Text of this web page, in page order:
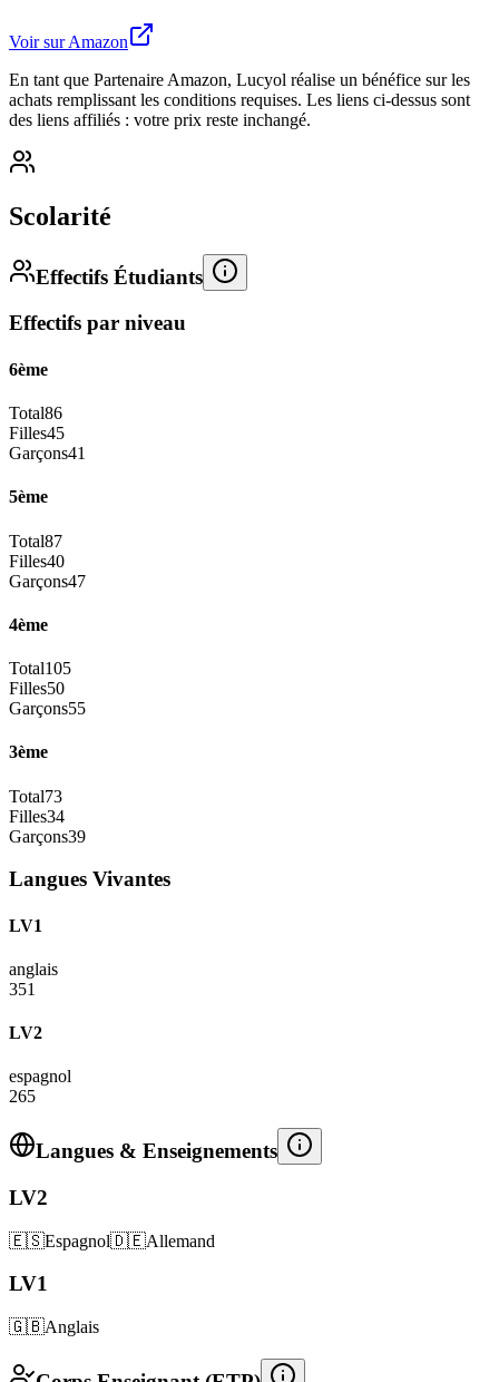
Voir sur Amazon
En tant que Partenaire Amazon, Lucyol réalise un bénéfice sur les
achats remplissant les conditions requises. Les liens ci-dessus sont
des liens affiliés : votre prix reste inchangé.
Scolarité
Effectifs Étudiants
Effectifs par niveau
6ème
Total86
Filles45
Garçons41
5ème
Total87
Filles40
Garçons47
4ème
Total105
Filles50
Garçons55
3ème
Total73
Filles34
Garçons39
Langues Vivantes
LV1
anglais
351
LV2
espagnol
265
Langues & Enseignements
LV2
🇪🇸Espagnol🇩🇪Allemand
LV1
🇬🇧Anglais